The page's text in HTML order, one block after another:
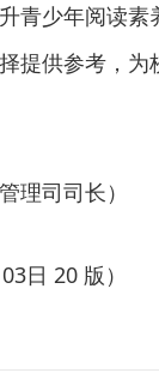
青少年阅读
提供参考，
司司长）
日 20 版）